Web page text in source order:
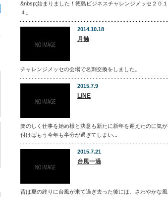
&nbsp;始まりました！徳島ビジネスチャレンジメッセ２０１
４。
2014.10.18
月蝕
チャレンジメッセの会場で名刺交換をしました。
2015.7.9
LINE
楽のしく仕事を始め様と決意も新たに新年を迎えたのに気が
付けばもう今年も半分が過ぎてしまい...
2015.7.21
台風一過
昔は夏の終りに台風が来て過ぎ去った後には、さわやかな風